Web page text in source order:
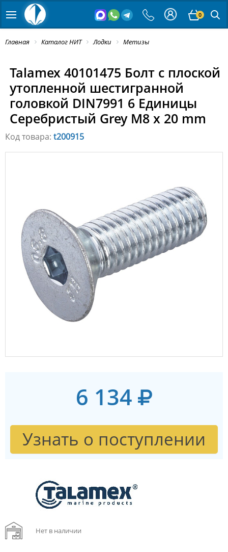
0
Главная Каталог НИТ Лодки Метизы
Talamex 40101475 Болт с плоской
утопленной шестигранной
головкой DIN7991 6 Единицы
Серебристый Grey M8 x 20 mm
Код товара: t200915
6 134
Узнать о поступлении
Нет в наличии